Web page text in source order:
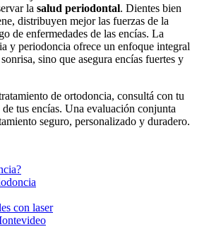
la salud periodontal. Dientes bien
distribuyen mejor las fuerzas de la
de enfermedades de las encías. La
y periodoncia ofrece un enfoque integral
sino que asegura encías fuertes y
de ortodoncia, consultá con tu
tus encías. Una evaluación conjunta
seguro, personalizado y duradero.
con laser